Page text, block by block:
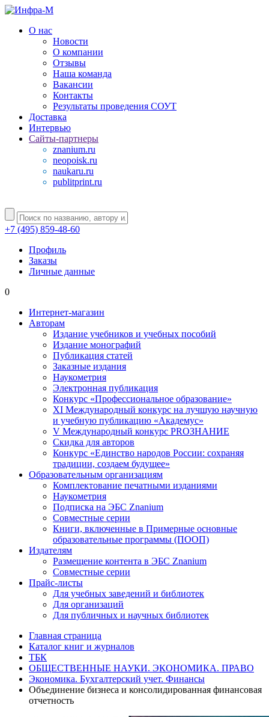
О нас
Новости
О компании
Отзывы
Наша команда
Вакансии
Контакты
Результаты проведения СОУТ
Доставка
Интервью
Сайты-партнеры
znanium.ru
neopoisk.ru
naukaru.ru
publitprint.ru
+7 (495) 859-48-60
Профиль
Заказы
Личные данные
0
Интернет-магазин
Авторам
Издание учебников и учебных пособий
Издание монографий
Публикация статей
Заказные издания
Наукометрия
Электронная публикация
Конкурс «Профессиональное образование»
XI Международный конкурс на лучшую научную
и учебную публикацию «Академус»
V Международный конкурс PROЗНАНИЕ
Скидка для авторов
Конкурс «Единство народов России: сохраняя
традиции, создаем будущее»
Образовательным организациям
Комплектование печатными изданиями
Наукометрия
Подписка на ЭБС Znanium
Совместные серии
Книги, включенные в Примерные основные
образовательные программы (ПООП)
Издателям
Размещение контента в ЭБС Znanium
Совместные серии
Прайс-листы
Для учебных заведений и библиотек
Для организаций
Для публичных и научных библиотек
Главная страница
Каталог книг и журналов
ТБК
ОБЩЕСТВЕННЫЕ НАУКИ. ЭКОНОМИКА. ПРАВО
Экономика. Бухгалтерский учет. Финансы
Объединение бизнеса и консолидированная финансовая
отчетность